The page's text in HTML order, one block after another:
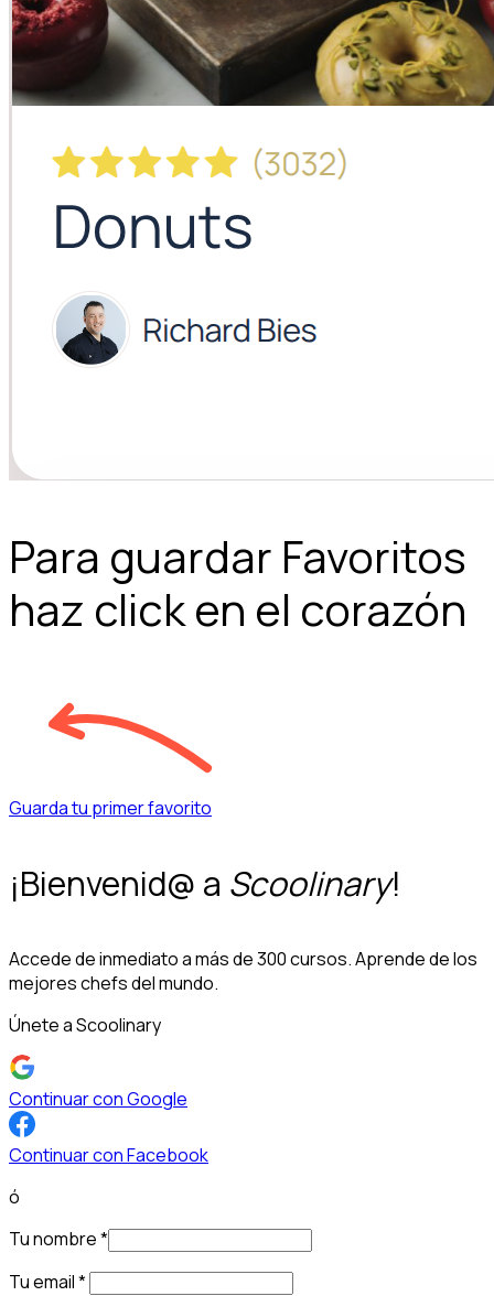
Para guardar Favoritos
haz click en el corazón
Guarda tu primer favorito
¡Bienvenid@ a Scoolinary!
Accede de inmediato a más de 300 cursos. Aprende de los
mejores chefs del mundo.
Únete a Scoolinary
Continuar con Google
Continuar con Facebook
ó
Tu nombre*
Tu email*